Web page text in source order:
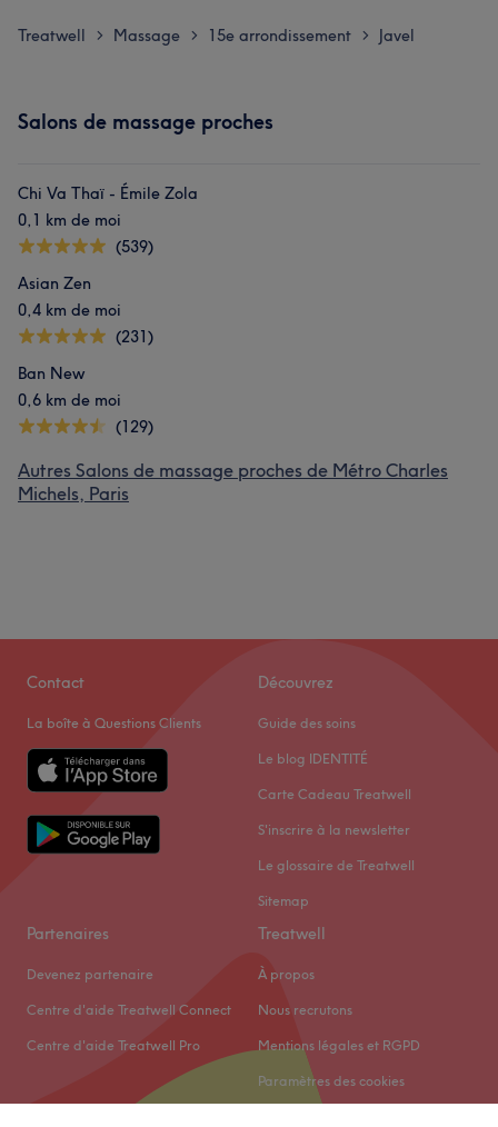
Treatwell > Massage > 15e arrondissement > Javel
Salons de massage proches
Chi Va Thaï - Émile Zola
0,1 km de moi
(539)
Asian Zen
0,4 km de moi
(231)
Ban New
0,6 km de moi
(129)
Autres Salons de massage proches de Métro Charles
Michels, Paris
Contact
La boîte à Questions Clients
Découvrez
Guide des soins
Le blog IDENTITÉ
Carte Cadeau Treatwell
S'inscrire à la newsletter
Le glossaire de Treatwell
Sitemap
Partenaires
Devenez partenaire
Centre d'aide Treatwell Connect
Centre d'aide Treatwell Pro
Treatwell
À propos
Nous recrutons
Mentions légales et RGPD
Paramètres des cookies